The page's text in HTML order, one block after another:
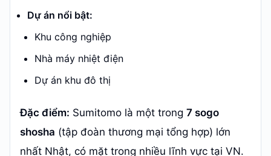
Dự án nổi bật:
Khu công nghiệp
Nhà máy nhiệt điện
Dự án khu đô thị
Đặc điểm: Sumitomo là một trong 7 sogo
shosha (tập đoàn thương mại tổng hợp) lớn
nhất Nhật, có mặt trong nhiều lĩnh vực tại VN.